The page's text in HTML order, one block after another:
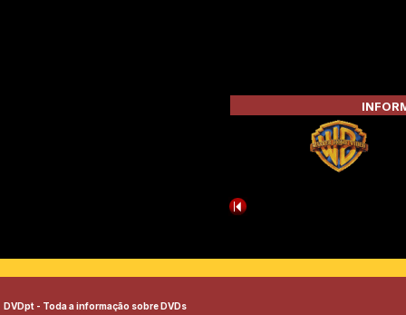
DVDpt - Toda a informação sobre DVDs